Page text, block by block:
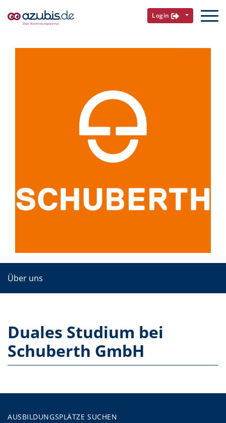
Login
Über uns
Duales Studium bei
Schuberth GmbH
AUSBILDUNGSPLÄTZE SUCHEN